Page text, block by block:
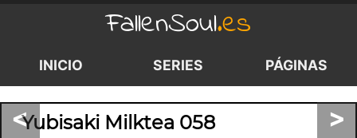
FallenSoul.es
INICIO SERIES PÁGINAS
< >
Yubisaki Milktea 058